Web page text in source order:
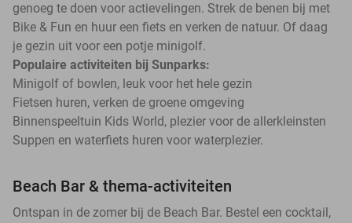
genoeg te doen voor actievelingen. Strek de benen bij met
Bike & Fun en huur een fiets en verken de natuur. Of daag
je gezin uit voor een potje minigolf.
Populaire activiteiten bij Sunparks:
Minigolf of bowlen, leuk voor het hele gezin
Fietsen huren, verken de groene omgeving
Binnenspeeltuin Kids World, plezier voor de allerkleinsten
Suppen en waterfiets huren voor waterplezier.
Beach Bar & thema-activiteiten
Ontspan in de zomer bij de Beach Bar. Bestel een cocktail,